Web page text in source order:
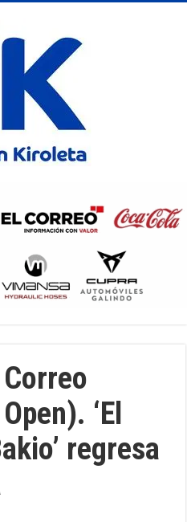
‘El
regresa